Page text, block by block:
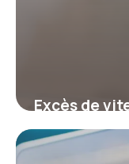
Excès de
combien de